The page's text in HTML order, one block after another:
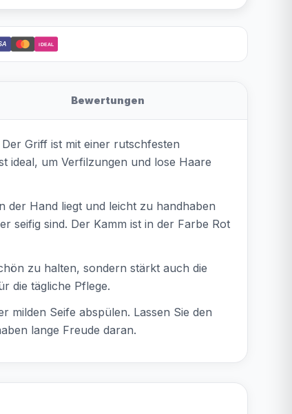
iDEAL
Bewertungen
Griff ist mit einer rutschfesten
ideal, um Verfilzungen und lose Haare
der Hand liegt und leicht zu handhaben
seifig sind. Der Kamm ist in der Farbe Rot
zu halten, sondern stärkt auch die
die tägliche Pflege.
milden Seife abspülen. Lassen Sie den
lange Freude daran.